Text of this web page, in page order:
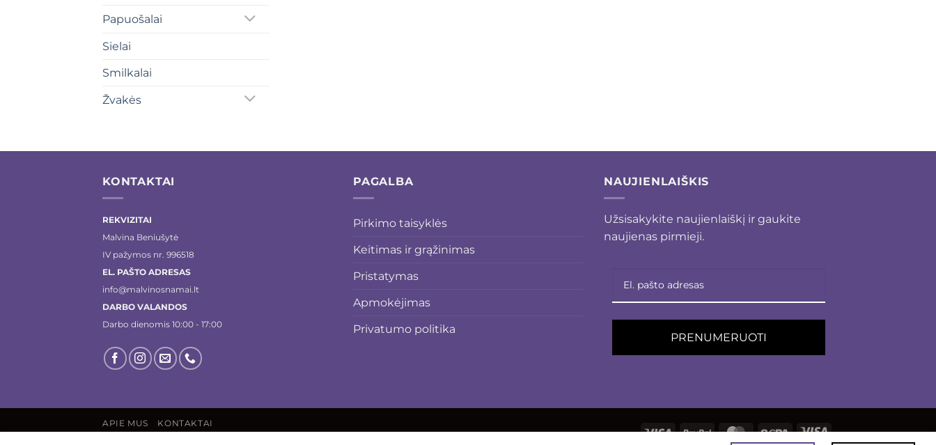
Papuošalai
Sielai
Smilkalai
Žvakės
KONTAKTAI
REKVIZITAI
Malvina Beniušytė
IV pažymos nr. 996518
EL. PAŠTO ADRESAS
info@malvinosnamai.lt
DARBO VALANDOS
Darbo dienomis 10:00 - 17:00
PAGALBA
Pirkimo taisyklės
Keitimas ir grąžinimas
Pristatymas
Apmokėjimas
Privatumo politika
NAUJIENLAIŠKIS
Užsisakykite naujienlaiškį ir gaukite
naujienas pirmieji.
PRENUMERUOTI
Visa PayPal MasterCard
Sepa
Visa
APIE MUS KONTAKTAI